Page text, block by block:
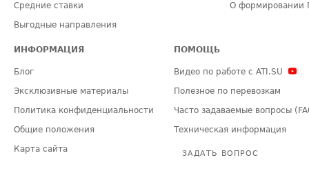
Средние ставки
Выгодные направления
О формировании
ИНФОРМАЦИЯ
Блог
Эксклюзивные материалы
Политика конфиденциальности
Общие положения
Карта сайта
ПОМОЩЬ
Видео по работе с ATI.SU
Полезное по перевозкам
Часто задаваемые вопросы
Техническая информация
ЗАДАТЬ ВОПРОС